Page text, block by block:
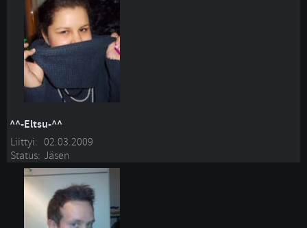
^^-Eltsu-^^
Liittyi: 02.03.2009
Status: Jäsen